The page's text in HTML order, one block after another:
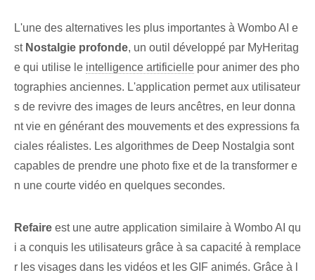
L'une des alternatives les plus importantes à Wombo AI e
st Nostalgie profonde, un outil développé par MyHeritag
e qui utilise le intelligence artificielle pour animer des pho
tographies anciennes. L'application permet aux utilisateur
s de revivre des images de leurs ancêtres, en leur donna
nt vie en générant des mouvements et des expressions fa
ciales réalistes. Les algorithmes de Deep Nostalgia sont
capables de prendre une photo fixe et de la transformer e
n une courte vidéo en quelques secondes.
Refaire est une autre application similaire à Wombo AI qu
i a conquis les utilisateurs grâce à sa capacité à remplace
r les visages dans les vidéos et les GIF animés. Grâce à l